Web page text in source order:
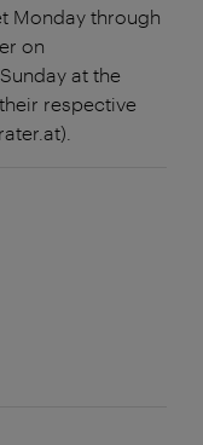
Monday through
on
at the
respective